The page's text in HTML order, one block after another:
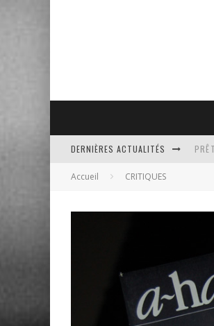
DERNIÈRES ACTUALITÉS
UN
Accueil CRITIQUES